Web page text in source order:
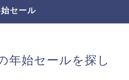
セール
年始セールを探し